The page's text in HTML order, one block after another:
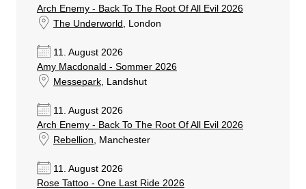
Arch Enemy - Back To The Root Of All Evil 2026
The Underworld
, London
11. August 2026
Amy Macdonald - Sommer 2026
Messepark, Landshut
11. August 2026
Arch Enemy - Back To The Root Of All Evil 2026
Rebellion , Manchester
11. August 2026
Rose Tattoo - One Last Ride 2026